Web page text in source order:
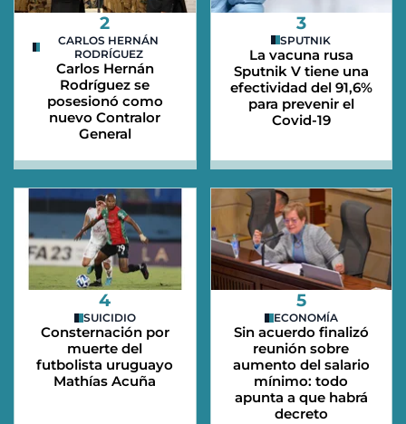
2
CARLOS HERNÁN
RODRÍGUEZ
Carlos Hernán
Rodríguez se
posesionó como
nuevo Contralor
General
3
SPUTNIK
La vacuna rusa
Sputnik V tiene una
efectividad del 91,6%
para prevenir el
Covid-19
4
SUICIDIO
Consternación por
muerte del
futbolista uruguayo
Mathías Acuña
5
ECONOMÍA
Sin acuerdo finalizó
reunión sobre
aumento del salario
mínimo: todo
apunta a que habrá
decreto